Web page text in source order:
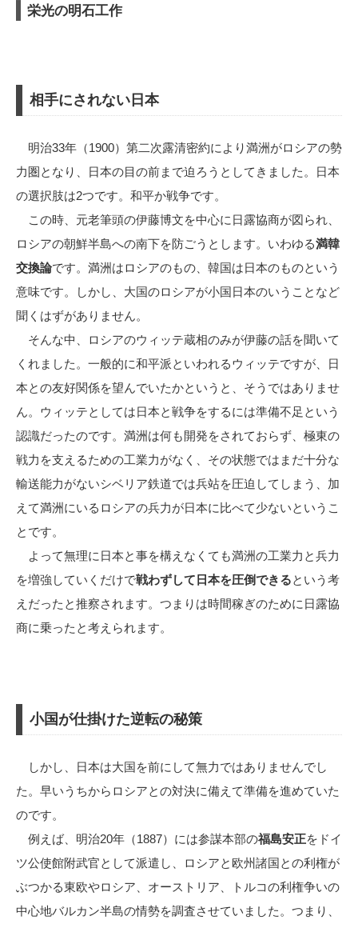
栄光の明石工作
相手にされない日本
明治33年（1900）第二次露清密約により満洲がロシアの勢
力圏となり、日本の目の前まで迫ろうとしてきました。日本
の選択肢は2つです。和平か戦争です。
この時、元老筆頭の伊藤博文を中心に日露協商が図られ、
ロシアの朝鮮半島への南下を防ごうとします。いわゆる満韓
交換論です。満洲はロシアのもの、韓国は日本のものという
意味です。しかし、大国のロシアが小国日本のいうことなど
聞くはずがありません。
そんな中、ロシアのウィッテ蔵相のみが伊藤の話を聞いて
くれました。一般的に和平派といわれるウィッテですが、日
本との友好関係を望んでいたかというと、そうではありませ
ん。ウィッテとしては日本と戦争をするには準備不足という
認識だったのです。満洲は何も開発をされておらず、極東の
戦力を支えるための工業力がなく、その状態ではまだ十分な
輸送能力がないシベリア鉄道では兵站を圧迫してしまう、加
えて満洲にいるロシアの兵力が日本に比べて少ないというこ
とです。
よって無理に日本と事を構えなくても満洲の工業力と兵力
を増強していくだけで戦わずして日本を圧倒できるという考
えだったと推察されます。つまりは時間稼ぎのために日露協
商に乗ったと考えられます。
小国が仕掛けた逆転の秘策
しかし、日本は大国を前にして無力ではありませんでし
た。早いうちからロシアとの対決に備えて準備を進めていた
のです。
例えば、明治20年（1887）には参謀本部の福島安正をドイ
ツ公使館附武官として派遣し、ロシアと欧州諸国との利権が
ぶつかる東欧やロシア、オーストリア、トルコの利権争いの
中心地バルカン半島の情勢を調査させていました。つまり、